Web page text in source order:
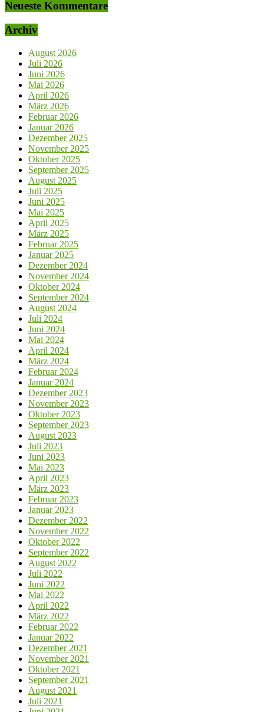
Neueste Kommentare
Archiv
August 2026
Juli 2026
Juni 2026
Mai 2026
April 2026
März 2026
Februar 2026
Januar 2026
Dezember 2025
November 2025
Oktober 2025
September 2025
August 2025
Juli 2025
Juni 2025
Mai 2025
April 2025
März 2025
Februar 2025
Januar 2025
Dezember 2024
November 2024
Oktober 2024
September 2024
August 2024
Juli 2024
Juni 2024
Mai 2024
April 2024
März 2024
Februar 2024
Januar 2024
Dezember 2023
November 2023
Oktober 2023
September 2023
August 2023
Juli 2023
Juni 2023
Mai 2023
April 2023
März 2023
Februar 2023
Januar 2023
Dezember 2022
November 2022
Oktober 2022
September 2022
August 2022
Juli 2022
Juni 2022
Mai 2022
April 2022
März 2022
Februar 2022
Januar 2022
Dezember 2021
November 2021
Oktober 2021
September 2021
August 2021
Juli 2021